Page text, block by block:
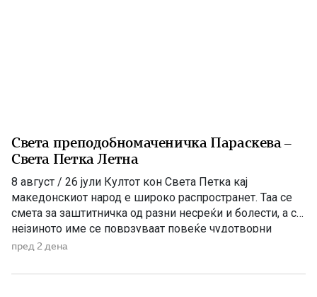
Света преподобномаченичка Параскева –
Света Петка Летна
8 август / 26 јули Култот кон Света Петка кај
македонскиот народ е широко распространет. Таа се
смета за заштитничка од разни несреќи и болести, а со
нејзиното име се поврзуваат повеќе чудотворни
икони и лековити извори, познати како „петочни води“.
светителки со името Параскева – Петка, поради што
пред 2 дена